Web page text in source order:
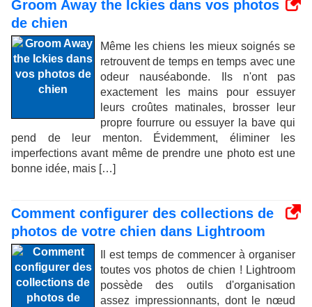
Groom Away the Ickies dans vos photos
de chien
Même les chiens les mieux soignés se
retrouvent de temps en temps avec une
odeur nauséabonde. Ils n'ont pas
exactement les mains pour essuyer
leurs croûtes matinales, brosser leur
propre fourrure ou essuyer la bave qui
pend de leur menton. Évidemment, éliminer les
imperfections avant même de prendre une photo est une
bonne idée, mais […]
Comment configurer des collections de
photos de votre chien dans Lightroom
Il est temps de commencer à organiser
toutes vos photos de chien ! Lightroom
possède des outils d'organisation
assez impressionnants, dont le nœud